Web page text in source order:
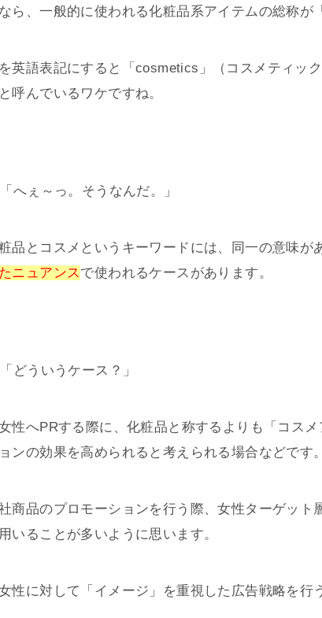
ら、一般的に使われる化粧品系アイテムの総称が
英語表記にすると「cosmetics」（コスメティッ
呼んでいるワケですね。
へぇ～っ。そうなんだ。」
品とコスメというキーワードには、同一の意味が
ニュアンス で使われるケースがあります。
どういうケース？」
性へPRする際に、化粧品と称するよりも「コス
ンの効果を高められると考えられる場合などです。
商品のプロモーションを行う際、女性ターゲット
いることが多いように思います。
性に対して「イメージ」を重視した広告戦略を行